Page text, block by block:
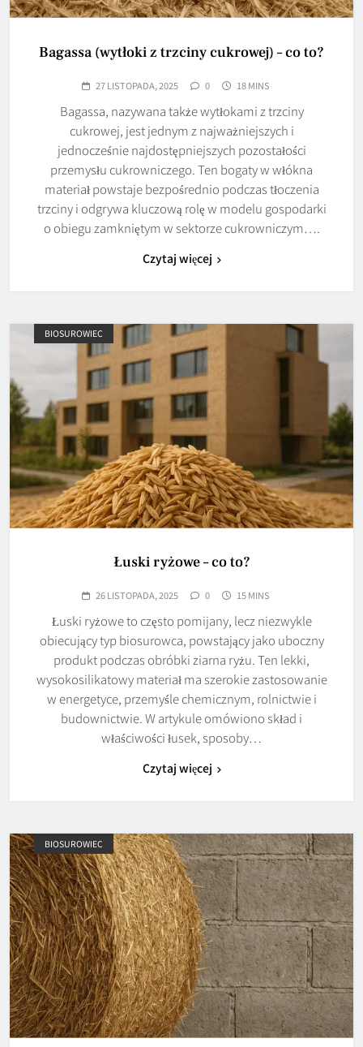
Bagassa (wytłoki z trzciny cukrowej) – co to?
27 LISTOPADA, 2025 0 18 MINS
Bagassa, nazywana także wytłokami z trzciny
cukrowej, jest jednym z najważniejszych i
jednocześnie najdostępniejszych pozostałości
przemysłu cukrowniczego. Ten bogaty w włókna
materiał powstaje bezpośrednio podczas tłoczenia
trzciny i odgrywa kluczową rolę w modelu gospodarki
o obiegu zamkniętym w sektorze cukrowniczym….
Czytaj więcej
BIOSUROWIEC
Łuski ryżowe – co to?
26 LISTOPADA, 2025 0 15 MINS
Łuski ryżowe to często pomijany, lecz niezwykle
obiecujący typ biosurowca, powstający jako uboczny
produkt podczas obróbki ziarna ryżu. Ten lekki,
wysokosilikatowy materiał ma szerokie zastosowanie
w energetyce, przemyśle chemicznym, rolnictwie i
budownictwie. W artykule omówiono skład i
właściwości łusek, sposoby…
Czytaj więcej
BIOSUROWIEC